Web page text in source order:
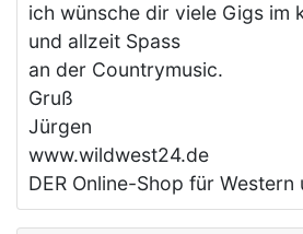
ich wünsche dir viele Gigs im
und allzeit Spass
an der Countrymusic.
Gruß
Jürgen
www.wildwest24.de
DER Online-Shop für Western